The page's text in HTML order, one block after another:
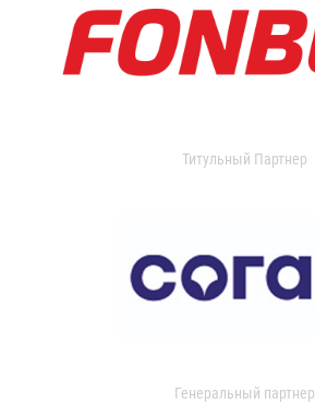
Титульный Партнер
Генеральный партнер